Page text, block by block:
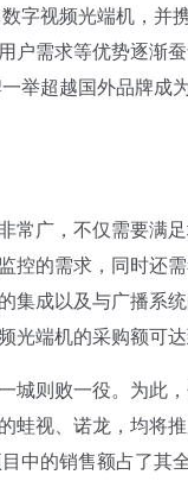
字视频光端机，并
需求等优势逐渐蚕
举超越国外品牌成
广，不仅需要满
控的需求，同时还
集成以及与广播系
端机的采购额可达
则败一役。为此，
蛙视、诺龙，均将
中的销售额占了其